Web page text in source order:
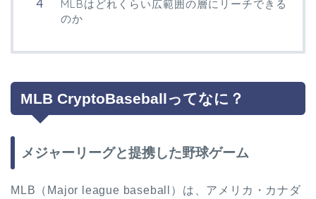
MLBはどれくらい広範囲の層にリーチできる
のか
MLB CryptoBaseballってなに？
メジャーリーグと提携した野球ゲーム
MLB（Major league baseball）は、アメリカ・カナダ